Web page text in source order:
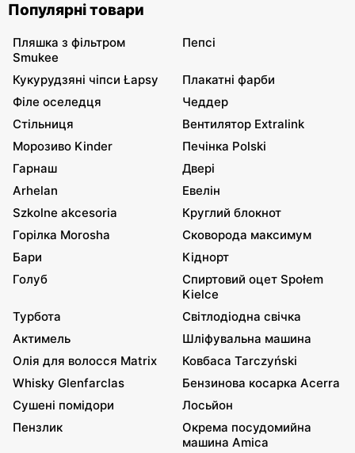
Популярні товари
Пляшка з фільтром
Smukee
Пепсі
Кукурудзяні чіпси Łapsy
Плакатні фарби
Філе оселедця
Чеддер
Стільниця
Вентилятор Extralink
Морозиво Kinder
Печінка Polski
Гарнаш
Двері
Arhelan
Евелін
Szkolne akcesoria
Круглий блокнот
Горілка Morosha
Сковорода максимум
Бари
Кіднорт
Голуб
Спиртовий оцет Społem
Kielce
Турбота
Світлодіодна свічка
Актимель
Шліфувальна машина
Олія для волосся Matrix
Ковбаса Tarczyński
Whisky Glenfarclas
Бензинова косарка Acerra
Сушені помідори
Лосьйон
Пензлик
Окрема посудомийна
машина Amica